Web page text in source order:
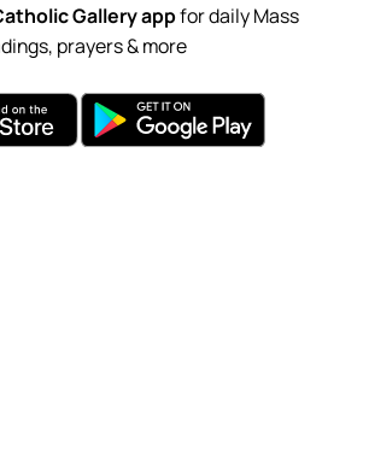
Gallery appfor daily Mass
prayers & more